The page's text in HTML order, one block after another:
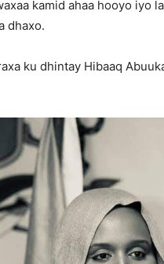
kamid ahaa hooyo iyo
dhaxo.
ku dhintay Hibaaq